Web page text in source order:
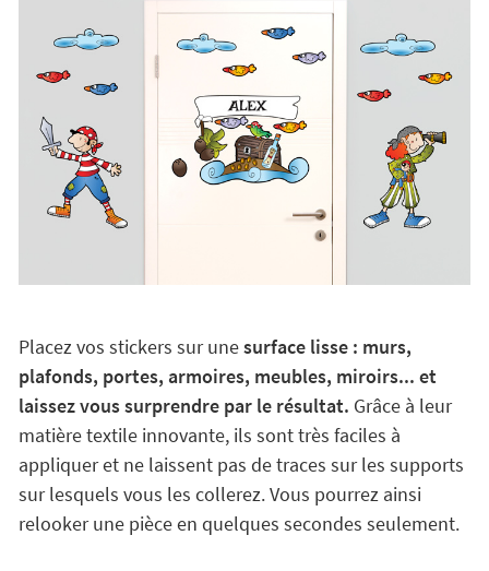
Placez vos stickers sur unesurface lisse : murs,
plafonds, portes, armoires, meubles, miroirs... et
laissez vous surprendre par le résultat. Grâce à leur
matière textile innovante, ils sont très faciles à
appliquer et ne laissent pas de traces sur les supports
sur lesquels vous les collerez. Vous pourrez ainsi
relooker une pièce en quelques secondes seulement.